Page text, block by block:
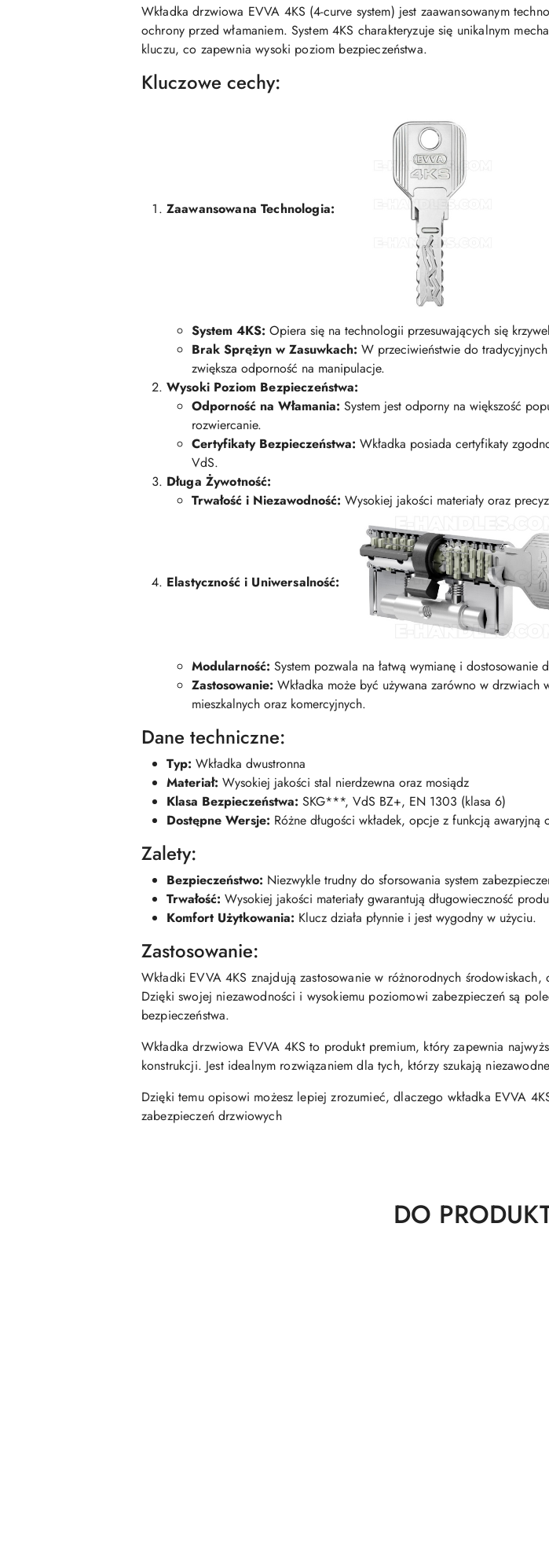
Wkładka drzwiowa EVVA 4KS (4-curve system) jest zaawansowanym
ochrony przed włamaniem. System 4KS charakteryzuje się unikalnym
kluczu, co zapewnia wysoki poziom bezpieczeństwa.
Kluczowe cechy:
Zaawansowana Technologia:
System 4KS: Opiera się na technologii przesuwających się
Brak Sprężyn w Zasuwkach: W przeciwieństwie do
zwiększa odporność na manipulacje.
Wysoki Poziom Bezpieczeństwa:
Odporność na Włamania: System jest odporny na większość
rozwiercanie.
Certyfikaty Bezpieczeństwa: Wkładka posiada certyfikaty
VdS.
Długa Żywotność:
Trwałość i Niezawodność: Wysokiej jakości materiały oraz
Elastyczność i Uniwersalność:
Modularność: System pozwala na łatwą wymianę i dostosowanie
Zastosowanie: Wkładka może być używana zarówno w
mieszkalnych oraz komercyjnych.
Dane techniczne:
Typ: Wkładka dwustronna
Materiał: Wysokiej jakości stal nierdzewna oraz mosiądz
Klasa Bezpieczeństwa: SKG***, VdS BZ+, EN 1303 (klasa 6)
Dostępne Wersje: Różne długości wkładek, opcje z funkcją awaryjną
Zalety:
Bezpieczeństwo: Niezwykle trudny do sforsowania system
Trwałość: Wysokiej jakości materiały gwarantują długowieczność
Komfort Użytkowania: Klucz działa płynnie i jest wygodny w użyciu.
Zastosowanie:
Wkładki EVVA 4KS znajdują zastosowanie w różnorodnych
Dzięki swojej niezawodności i wysokiemu poziomowi zabezpieczeń są
bezpieczeństwa.
Wkładka drzwiowa EVVA 4KS to produkt premium, który zapewnia
konstrukcji. Jest idealnym rozwiązaniem dla tych, którzy szukają
Dzięki temu opisowi możesz lepiej zrozumieć, dlaczego wkładka EVVA
zabezpieczeń drzwiowych
Produkty
DO